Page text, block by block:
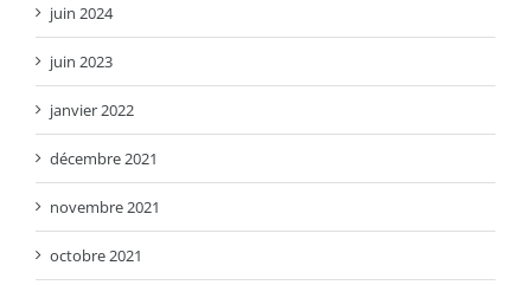
juin 2024
juin 2023
janvier 2022
décembre 2021
novembre 2021
octobre 2021